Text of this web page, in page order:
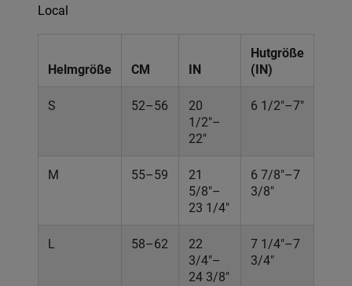
Local
Helmgröße CM IN
Hutgröße
(IN)
S 52–56
20
1/2"–
22"
6 1/2"–7"
M 55–59
21
5/8"–
23 1/4"
6 7/8"–7
3/8"
L 58–62
22
3/4"–
24 3/8"
7 1/4"–7
3/4"